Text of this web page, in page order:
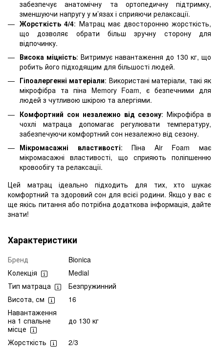
забезпечує анатомічну та ортопедичну підтримку,
зменшуючи напругу у м’язах і сприяючи релаксації.
Жорсткість 4/4: Матрац має двосторонню жорсткість,
що дозволяє обрати більш зручну сторону для
відпочинку.
Висока міцність: Витримує навантаження до 130 кг, що
робить його підходящим для більшості людей.
Гіпоалергенні матеріали: Використані матеріали, такі як
мікрофібра та піна Memory Foam, є безпечними для
людей з чутливою шкірою та алергіями.
Комфортний сон незалежно від сезону: Мікрофібра в
чохлі матраца допомагає регулювати температуру,
забезпечуючи комфортний сон незалежно від сезону.
Мікромасажні властивості: Піна Air Foam має
мікромасажні властивості, що сприяють поліпшенню
кровообігу та релаксації.
Цей матрац ідеально підходить для тих, хто шукає
комфортний та здоровий сон для всієї родини. Якщо у вас є
ще якісь питання або потрібна додаткова інформація, дайте
знати!
Характеристики
Бренд
Bionica
Колекція
Medial
Тип матраца
Безпружинний
Висота, см
16
Навантаження
на 1 спальне
місце
до 130 кг
Жорсткість
2/3